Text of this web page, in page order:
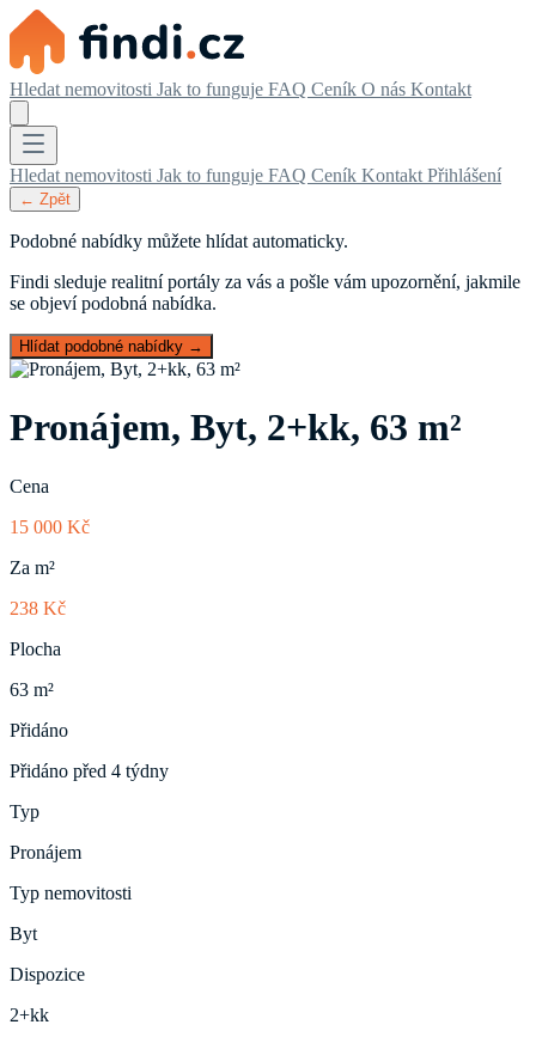
Hledat nemovitosti Jak to funguje FAQ Ceník O nás Kontakt
Hledat nemovitosti Jak to funguje FAQ Ceník Kontakt Přihlášení
← Zpět
Podobné nabídky můžete hlídat automaticky.
Findi sleduje realitní portály za vás a pošle vám upozornění, jakmile
se objeví podobná nabídka.
Hlídat podobné nabídky →
Pronájem, Byt, 2+kk, 63 m²
Cena
15 000 Kč
Za m²
238 Kč
Plocha
63 m²
Přidáno
Přidáno před 4 týdny
Typ
Pronájem
Typ nemovitosti
Byt
Dispozice
2+kk